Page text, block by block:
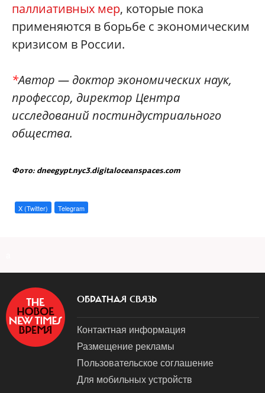
паллиативных мер, которые пока
применяются в борьбе с экономическим
кризисом в России.
*Автор — доктор экономических наук,
профессор, директор Центра
исследований постиндустриального
общества.
Фото: dneegypt.nyc3.digitaloceanspaces.com
X (Twitter) Telegram
ОБРАТНАЯ СВЯЗЬ
Контактная информация
Размещение рекламы
Пользовательское соглашение
Для мобильных устройств